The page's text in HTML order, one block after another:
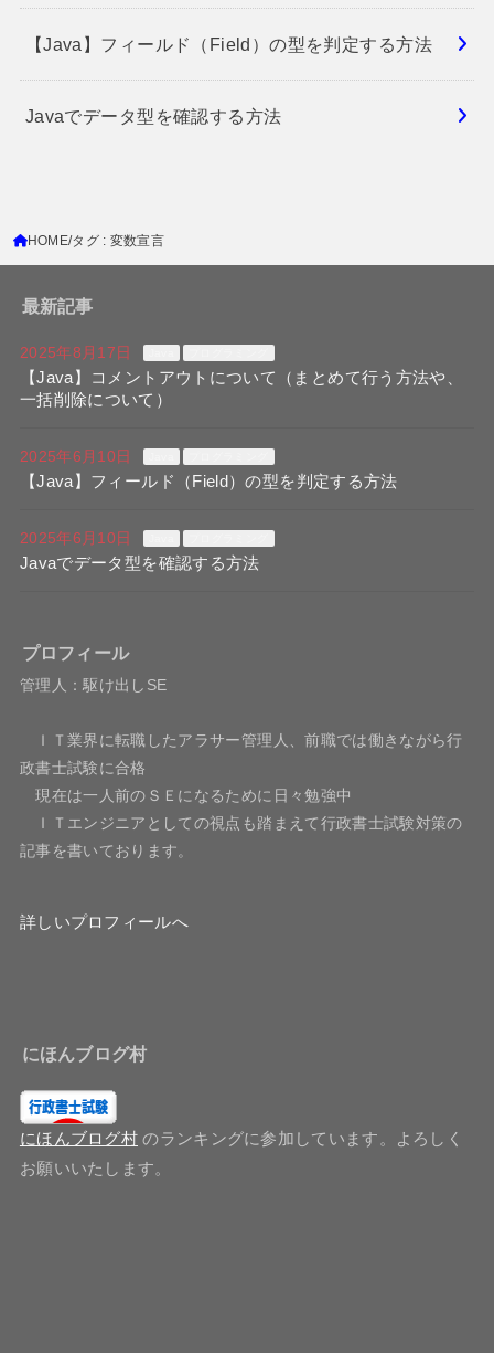
【Java】フィールド（Field）の型を判定する方法
Javaでデータ型を確認する方法
HOME タグ : 変数宣言
最新記事
2025年8月17日
【Java】コメントアウトについて（まとめて行う方法や、
一括削除について）
2025年6月10日
【Java】フィールド（Field）の型を判定する方法
2025年6月10日
Javaでデータ型を確認する方法
プロフィール
管理人：駆け出しSE
ＩＴ業界に転職したアラサー管理人、前職では働きながら行
政書士試験に合格
現在は一人前のＳＥになるために日々勉強中
ＩＴエンジニアとしての視点も踏まえて行政書士試験対策の
記事を書いております。
詳しいプロフィールへ
にほんブログ村
にほんブログ村 のランキングに参加しています。よろしく
お願いいたします。